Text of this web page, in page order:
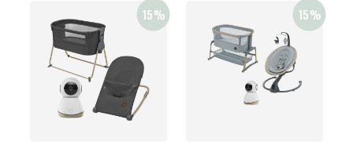
Leker og spill
Mamma & Pappa
Møbler & seng
Tilbehør
Reservedeler